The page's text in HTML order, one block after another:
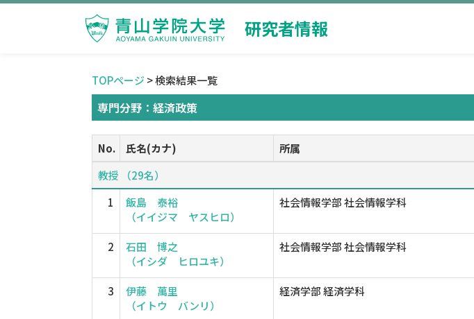
研究者情報
TOPページ > 検索結果一覧
専門分野：経済政策
No. 氏名(カナ) 所属
教授 （29名）
1
飯島 泰裕
（イイジマ ヤスヒロ）
社会情報学部 社会情報学科
2
石田 博之
（イシダ ヒロユキ）
社会情報学部 社会情報学科
3
伊藤 萬里
（イトウ バンリ）
経済学部 経済学科